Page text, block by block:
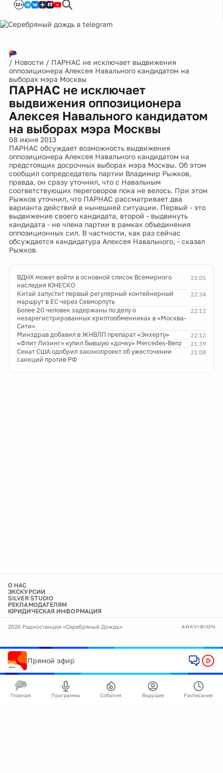
12+
/ Новости / ПАРНАС не исключает выдвижения
оппозиционера Алексея Навального кандидатом на
выборах мэра Москвы
ПАРНАС не исключает
выдвижения оппозиционера
Алексея Навального кандидатом
на выборах мэра Москвы
08 июня 2013
ПАРНАС обсуждает возможность выдвижения
оппозиционера Алексея Навального кандидатом на
предстоящих досрочных выборах мэра Москвы. Об этом
сообщил сопредседатель партии Владимир Рыжков,
правда, он сразу уточнил, что с Навальным
соответствующих переговоров пока не велось. При этом
Рыжков уточнил, что ПАРНАС рассматривает два
варианта действий в нынешней ситуации. Первый - это
выдвижение своего кандидата, второй - выдвинуть
кандидата - не члена партии в рамках объединения
оппозиционных сил. В частности, как раз сейчас
обсуждается кандидатура Алексея Навального, - сказал
Рыжков.
23:05
ВДНХ может войти в основной список Всемирного
наследия ЮНЕСКО
22:34
Китай запустит первый регулярный контейнерный
маршрут в ЕС через Севморпуть
22:12
Более 20 человек задержаны по делу о
незарегистрированных криптообменниках в «Москва-
Сити»
22:12
Минздрав добавил в ЖНВЛП препарат «Энхерту»
21:39
«Флит Лизинг» купил бывшую «дочку» Mercedes-Benz
21:08
Сенат США одобрил законопроект об ужесточении
санкций против РФ
О НАС
ЭКСКУРСИИ
SILVER STUDIO
РЕКЛАМОДАТЕЛЯМ
ЮРИДИЧЕСКАЯ ИНФОРМАЦИЯ
2026 Радиостанция «Серебряный Дождь»
Прямой эфир
Главная Программы События Ведущие Расписание